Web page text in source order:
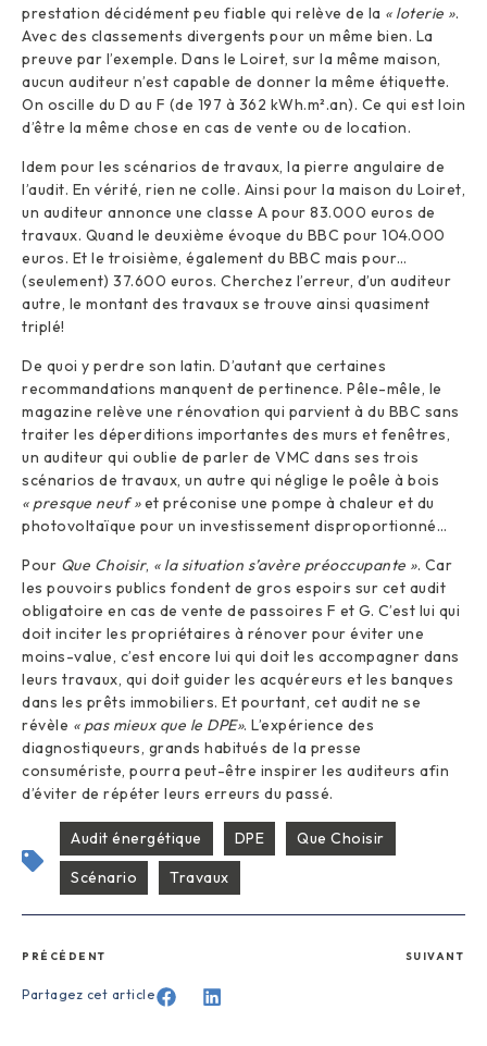
prestation décidément peu fiable qui relève de la « loterie ».
Avec des classements divergents pour un même bien. La
preuve par l’exemple. Dans le Loiret, sur la même maison,
aucun auditeur n’est capable de donner la même étiquette.
On oscille du D au F (de 197 à 362 kWh.m².an). Ce qui est loin
d’être la même chose en cas de vente ou de location.
Idem pour les scénarios de travaux, la pierre angulaire de
l’audit. En vérité, rien ne colle. Ainsi pour la maison du Loiret,
un auditeur annonce une classe A pour 83.000 euros de
travaux. Quand le deuxième évoque du BBC pour 104.000
euros. Et le troisième, également du BBC mais pour…
(seulement) 37.600 euros. Cherchez l’erreur, d’un auditeur
autre, le montant des travaux se trouve ainsi quasiment
triplé!
De quoi y perdre son latin. D’autant que certaines
recommandations manquent de pertinence. Pêle-mêle, le
magazine relève une rénovation qui parvient à du BBC sans
traiter les déperditions importantes des murs et fenêtres,
un auditeur qui oublie de parler de VMC dans ses trois
scénarios de travaux, un autre qui néglige le poêle à bois
« presque neuf »et préconise une pompe à chaleur et du
photovoltaïque pour un investissement disproportionné…
Pour Que Choisir, « la situation s’avère préoccupante ». Car
les pouvoirs publics fondent de gros espoirs sur cet audit
obligatoire en cas de vente de passoires F et G. C’est lui qui
doit inciter les propriétaires à rénover pour éviter une
moins-value, c’est encore lui qui doit les accompagner dans
leurs travaux, qui doit guider les acquéreurs et les banques
dans les prêts immobiliers. Et pourtant, cet audit ne se
révèle « pas mieux que le DPE». L’expérience des
diagnostiqueurs, grands habitués de la presse
consumériste, pourra peut-être inspirer les auditeurs afin
d’éviter de répéter leurs erreurs du passé.
Audit énergétique DPE
Que Choisir
Scénario
Travaux
PRÉCÉDENT SUIVANT
Partagez cet article